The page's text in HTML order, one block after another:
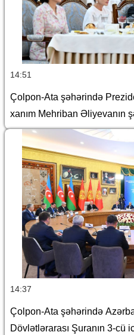
14:51
Çolpon-Ata şəhərində
xanım Mehriban Əliyevanın
14:37
Çolpon-Ata şəhərində
Dövlətlərarası Şuranın 3-cü